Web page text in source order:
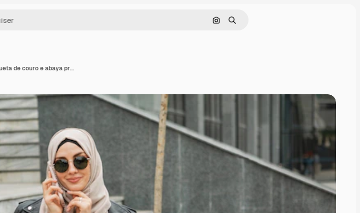
Pesquisar por imagem
Buscar
Mulher muçulmana elegante e moderna em hijab, jaqueta de couro e abaya preta andando na rua da cidade falando em smartphone